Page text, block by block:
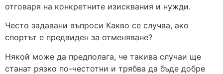
отговаря на конкретните изисквания и нужди.
Често задавани въпроси Какво се случва, ако
спортът е предвиден за отменяване?
Някой може да предполага, че такива случаи ще
станат рязко по-честотни и трябва да бъде добре